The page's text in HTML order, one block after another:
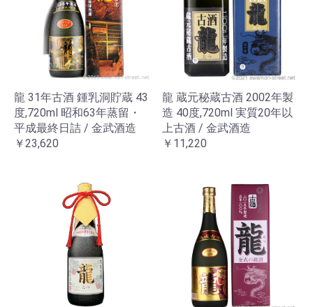
龍 31年古酒 鍾乳洞貯蔵 43
度,720ml 昭和63年蒸留・
平成最終日詰 / 金武酒造
￥23,620
龍 蔵元秘蔵古酒 2002年製
造 40度,720ml 実質20年以
上古酒 / 金武酒造
￥11,220